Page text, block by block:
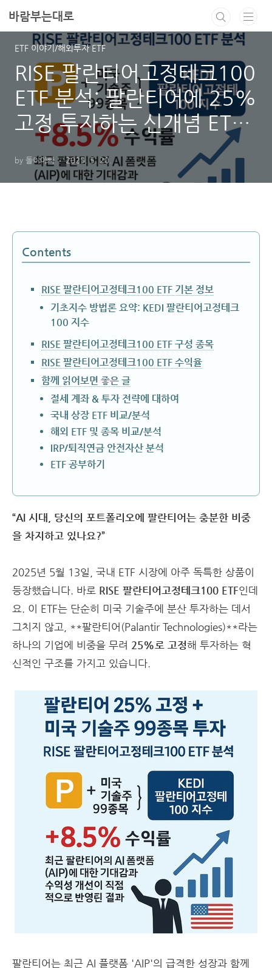
바람부는대로
ETF 이야기/해외투자 ETF
RISE 팔란티어고정테크100
ETF 분석: 팔란티어에 25%
고정 투자하는 신개념 ETF
(0047R0)
by 돌이아빠 2025. 5. 20.
Contents
RISE 팔란티어고정테크100 ETF 기본 정보
기초지수 방법론 요약: KEDI 팔란티어고정테크
100 지수
RISE 팔란티어고정테크100 ETF 구성 종목
RISE 팔란티어고정테크100 ETF 수익율
함께 읽어보면 좋은 글
절세 계좌 & 투자 전략에 대하여
국내 상장 ETF 비교/분석
해외 ETF 및 종목 비교/분석
IRP/퇴직연금 안전자산 분석
ETF 공부하기
“AI 시대, 당신의 포트폴리오에 팔란티어는 충분한 비중
을 차지하고 있나요?”
2025년 5월 13일, 국내 ETF 시장에 아주 독특한 상품이
등장했습니다. 바로 RISE 팔란티어고정테크100 ETF인데
요. 이 ETF는 단순히 미국 기술주에 분산 투자하는 데서
그치지 않고, **팔란티어(Palantir Technologies)**라는
하나의 기업에 비중을 무려 25%로 고정해 투자하는 혁
신적인 구조를 가지고 있습니다.
팔란티어는 최근 AI 플랫폼 'AIP'의 급격한 성장과 함께